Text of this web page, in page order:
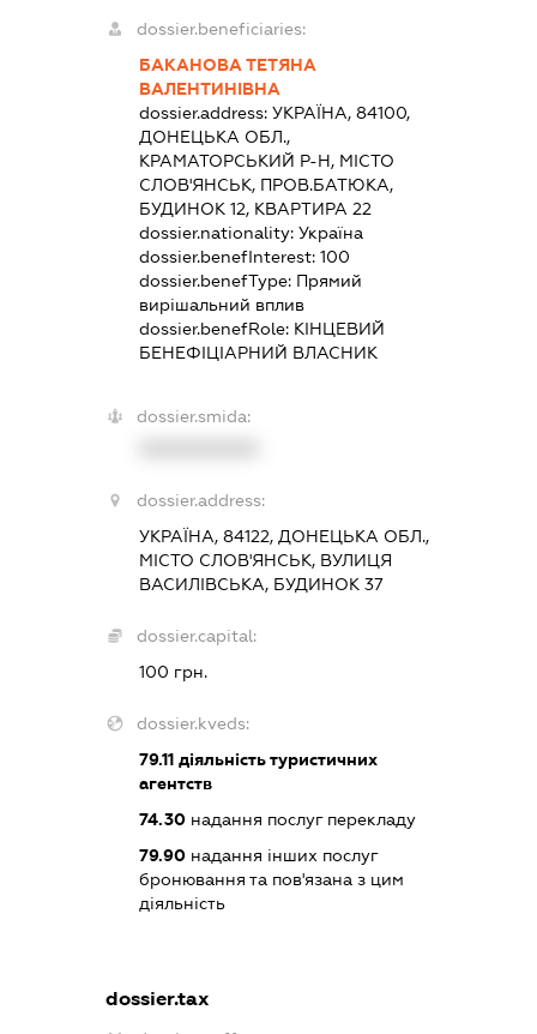
dossier.beneficiaries:
БАКАНОВА ТЕТЯНА
ВАЛЕНТИНІВНА
dossier.address: УКРАЇНА, 84100,
ДОНЕЦЬКА ОБЛ.,
КРАМАТОРСЬКИЙ Р-Н, МІСТО
СЛОВ'ЯНСЬК, ПРОВ.БАТЮКА,
БУДИНОК 12, КВАРТИРА 22
dossier.nationality: Україна
dossier.benefInterest: 100
dossier.benefType: Прямий
вирішальний вплив
dossier.benefRole: КІНЦЕВИЙ
БЕНЕФІЦІАРНИЙ ВЛАСНИК
dossier.smida:
dossier.address:
УКРАЇНА, 84122, ДОНЕЦЬКА ОБЛ.,
МІСТО СЛОВ'ЯНСЬК, ВУЛИЦЯ
ВАСИЛІВСЬКА, БУДИНОК 37
dossier.capital:
100 грн.
dossier.kveds:
79.11діяльність туристичних
агентств
74.30надання послуг перекладу
79.90надання інших послуг
бронювання та пов'язана з цим
діяльність
dossier.tax